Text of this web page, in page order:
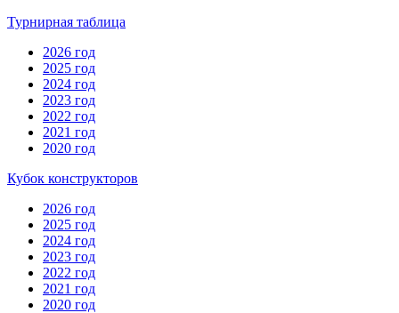
Турнирная таблица
2026 год
2025 год
2024 год
2023 год
2022 год
2021 год
2020 год
Кубок конструкторов
2026 год
2025 год
2024 год
2023 год
2022 год
2021 год
2020 год